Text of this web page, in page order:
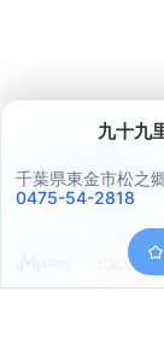
九十九
千葉県東金市松之
0475-54-2818
千葉県山
アプリで見る